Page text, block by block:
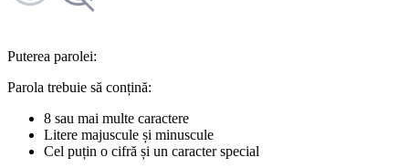
Puterea parolei:
Parola trebuie să conțină:
8 sau mai multe caractere
Litere majuscule și minuscule
Cel puțin o cifră și un caracter special